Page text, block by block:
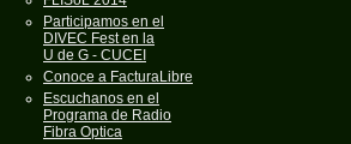
Participamos en el
DIVEC Fest en la
U de G - CUCEI
Conoce a FacturaLibre
Escuchanos en el
Programa de Radio
Fibra Optica